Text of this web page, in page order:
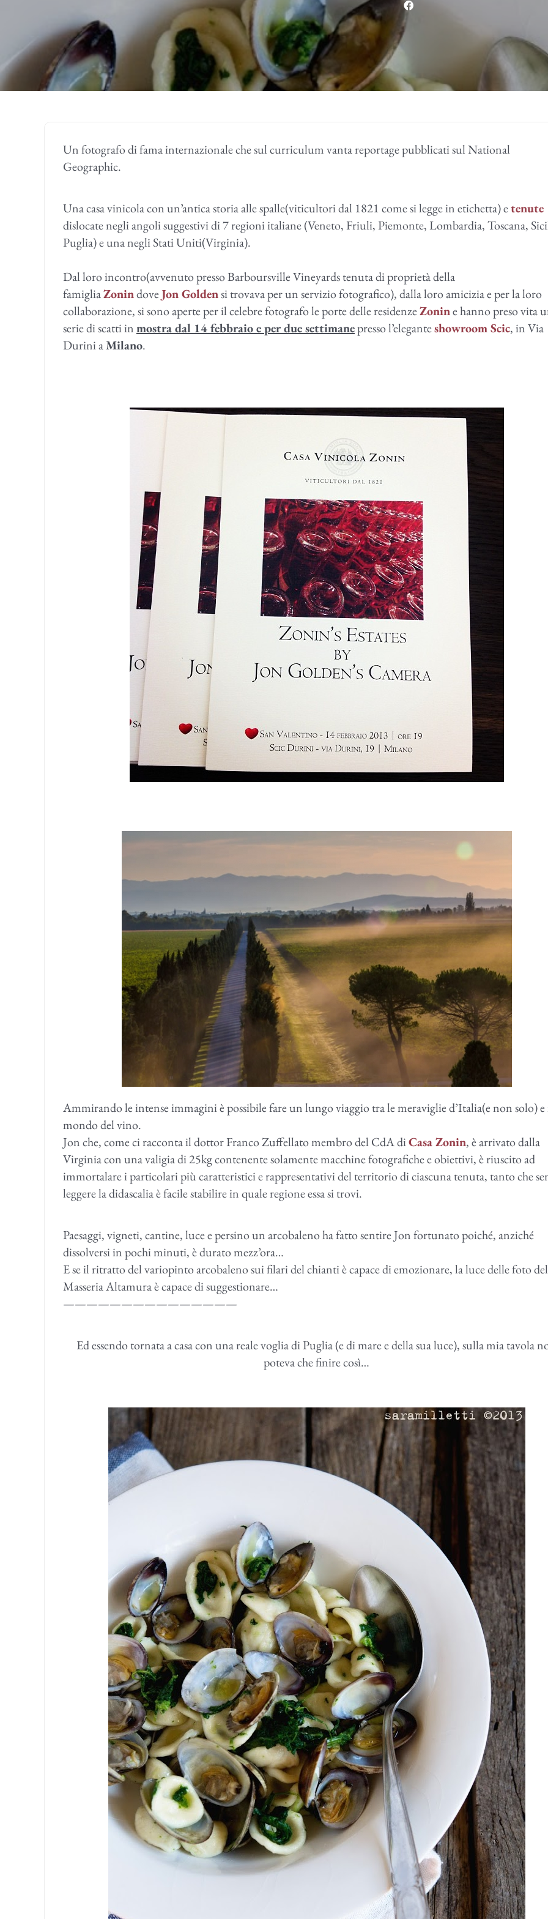
Un fotografo di fama internazionale che sul curriculum vanta reportage pubblicati sul National
Geographic.
Una casa vinicola con un’antica storia alle spalle(viticultori dal 1821 come si legge in etichetta) etenute
dislocate negli angoli suggestivi di 7 regioni italiane (Veneto, Friuli, Piemonte, Lombardia, Toscana,
Puglia)e una negli Stati Uniti(Virginia).
Dal loro incontro(avvenuto presso Barboursville Vineyards tenuta di proprietà della
famigliaZonindoveJon Goldensi trovava per un servizio fotografico), dalla loro amicizia e per la loro
collaborazione, si sono aperte per il celebre fotografo le porte delle residenzeZonine hanno preso vita
serie di scatti inmostra dal 14 febbraio e per due settimanepresso l’eleganteshowroom Scic, in Via
Durini aMilano.
Ammirando le intense immagini è possibile fare un lungo viaggio tra le meraviglie d’Italia(e non solo)
mondo del vino.
Jon che, come ci racconta il dottor Franco Zuffellato membro del CdA diCasa Zonin, è arrivato dalla
Virginia con una valigia di 25kg contenente solamente macchine fotografiche e obiettivi, è riuscito ad
immortalare i particolari più caratteristici e rappresentativi del territorio di ciascuna tenuta, tanto che
leggere la didascalia è facile stabilire in quale regione essa si trovi.
Paesaggi, vigneti, cantine, luce e persino un arcobaleno ha fatto sentire Jon fortunato poiché, anziché
dissolversi in pochi minuti, è durato mezz’ora…
E se il ritratto del variopinto arcobaleno sui filari del chianti è capace di emozionare, la luce delle foto
Masseria Altamura è capace di suggestionare…
———————————————
Ed essendo tornata a casa con una reale voglia di Puglia (e di mare e della sua luce), sulla mia tavola
poteva che finire così…